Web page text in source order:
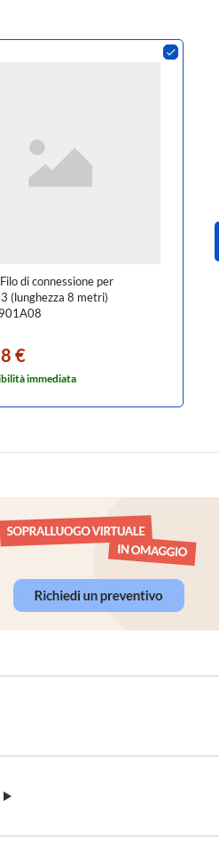
di connessione per
(lunghezza 8 metri)
€
immediata